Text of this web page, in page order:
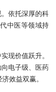
依托深厚的科
中医等领域持
现价值跃升。
电子级、医药
效益双赢。